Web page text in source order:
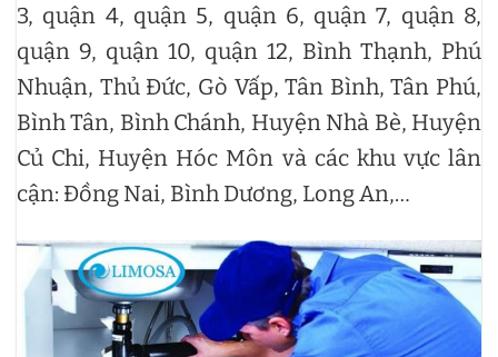
3, quận 4, quận 5, quận 6, quận 7, quận 8,
quận 9, quận 10, quận 12, Bình Thạnh, Phú
Nhuận, Thủ Đức, Gò Vấp, Tân Bình, Tân Phú,
Bình Tân, Bình Chánh, Huyện Nhà Bè, Huyện
Củ Chi, Huyện Hóc Môn và các khu vực lân
cận: Đồng Nai, Bình Dương, Long An,…